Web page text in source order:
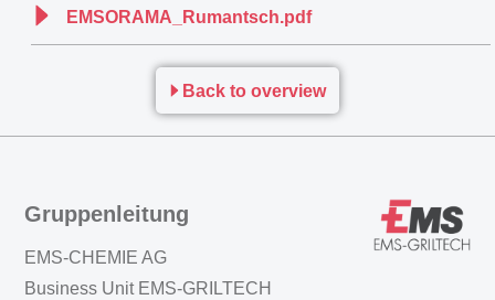
EMSORAMA_Rumantsch.pdf
Back to overview
Gruppenleitung
EMS-CHEMIE AG
Business Unit EMS-GRILTECH